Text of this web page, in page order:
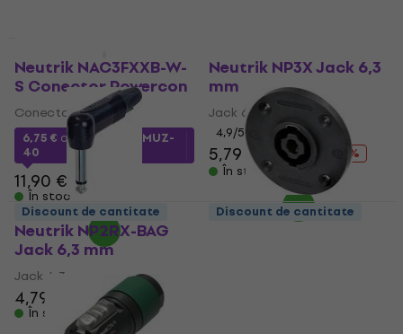
Neutrik NAC3FXXB-W-
S Conector Powercon
Conector Powercon
6,75 € cu codul MUZMUZ-
40
11,90 €
În stoc
Neutrik NP3X Jack 6,3
mm
Jack 6,3 mm
4,9/5
5,79 € 7,99 €
- 28 %
În stoc
Neutrik NP2RX-BAG
Jack 6,3 mm
Jack 6,3 mm
4,79 € 5,09 €
În stoc
Discount de cantitate Discount de cantitate